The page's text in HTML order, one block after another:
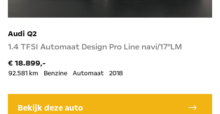
Audi Q2
1.4 TFSI Automaat Design Pro Line navi/17"LM
€ 18.899,-
92.581 km Benzine Automaat 2018
Bekijk deze auto